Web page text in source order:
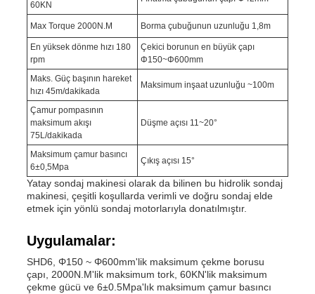
60KN
Max Torque 2000N.M Borma çubuğunun uzunluğu 1,8m
En yüksek dönme hızı 180
rpm
Çekici borunun en büyük çapı
Φ150~Φ600mm
Maks. Güç başının hareket
hızı 45m/dakikada
Maksimum inşaat uzunluğu ~100m
Çamur pompasının
maksimum akışı
75L/dakikada
Düşme açısı 11~20°
Maksimum çamur basıncı
6±0,5Mpa
Çıkış açısı 15°
Yatay sondaj makinesi olarak da bilinen bu hidrolik sondaj
makinesi, çeşitli koşullarda verimli ve doğru sondaj elde
etmek için yönlü sondaj motorlarıyla donatılmıştır.
Uygulamalar:
SHD6, Φ150 ~ Φ600mm'lik maksimum çekme borusu
çapı, 2000N.M'lik maksimum tork, 60KN'lik maksimum
çekme gücü ve 6±0.5Mpa'lık maksimum çamur basıncı